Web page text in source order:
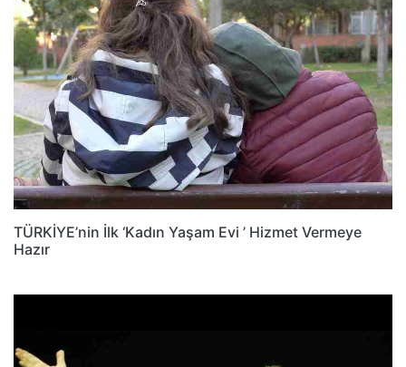
TÜRKİYE’nin İlk ‘Kadın Yaşam Evi ’ Hizmet Vermeye
Hazır